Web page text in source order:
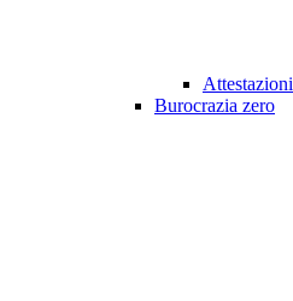
Burocrazia zero